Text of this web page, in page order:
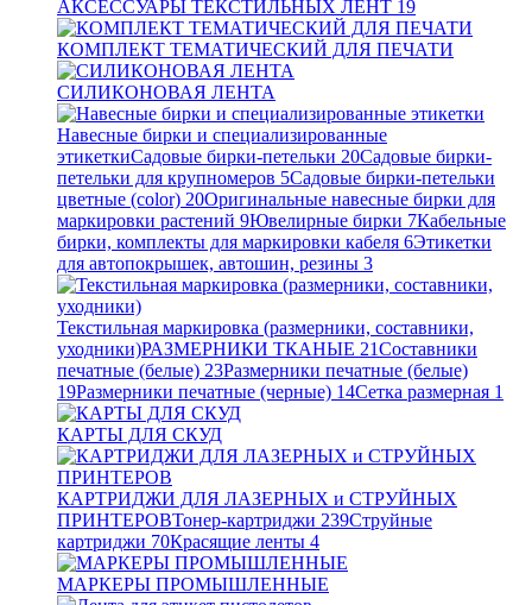
АКСЕССУАРЫ ТЕКСТИЛЬНЫХ ЛЕНТ 19
КОМПЛЕКТ ТЕМАТИЧЕСКИЙ ДЛЯ ПЕЧАТИ
СИЛИКОНОВАЯ ЛЕНТА
Навесные бирки и специализированные
этикеткиСадовые бирки-петельки 20Садовые бирки-
петельки для крупномеров 5Садовые бирки-петельки
цветные (color) 20Оригинальные навесные бирки для
маркировки растений 9Ювелирные бирки 7Кабельные
бирки, комплекты для маркировки кабеля 6Этикетки
для автопокрышек, автошин, резины 3
Текстильная маркировка (размерники, составники,
уходники)РАЗМЕРНИКИ ТКАНЫЕ 21Составники
печатные (белые) 23Размерники печатные (белые)
19Размерники печатные (черные) 14Сетка размерная 1
КАРТЫ ДЛЯ СКУД
КАРТРИДЖИ ДЛЯ ЛАЗЕРНЫХ и СТРУЙНЫХ
ПРИНТЕРОВТонер-картриджи 239Струйные
картриджи 70Красящие ленты 4
МАРКЕРЫ ПРОМЫШЛЕННЫЕ